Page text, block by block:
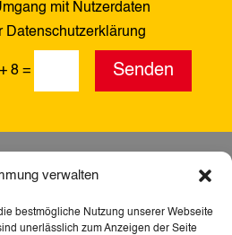
verwalten
bestmögliche Nutzung unserer Webseite
unerlässlich zum Anzeigen der Seite
mit Nutzerdaten
Datenschutzerklärung
8 = Senden